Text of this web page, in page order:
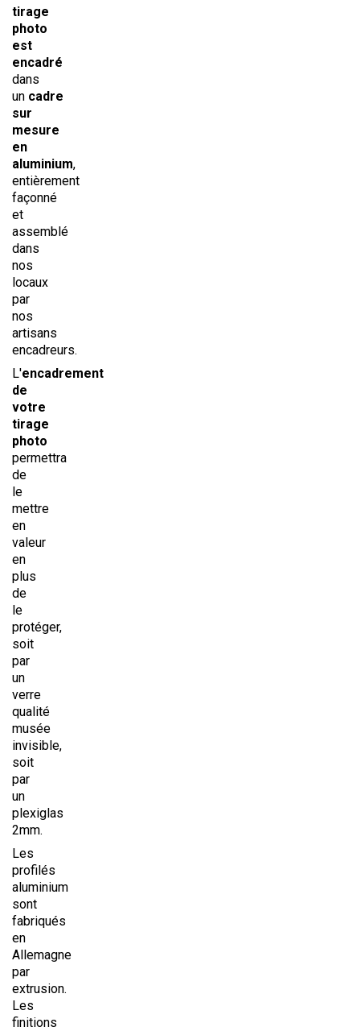
tirage
photo
est
encadré
dans
un cadre
sur
mesure
en
aluminium,
entièrement
façonné
et
assemblé
dans
nos
locaux
par
nos
artisans
encadreurs.
L'encadrement
de
votre
tirage
photo
permettra
de
le
mettre
en
valeur
en
plus
de
le
protéger,
soit
par
un
verre
qualité
musée
invisible,
soit
par
un
plexiglas
2mm.
Les
profilés
aluminium
sont
fabriqués
en
Allemagne
par
extrusion.
Les
finitions